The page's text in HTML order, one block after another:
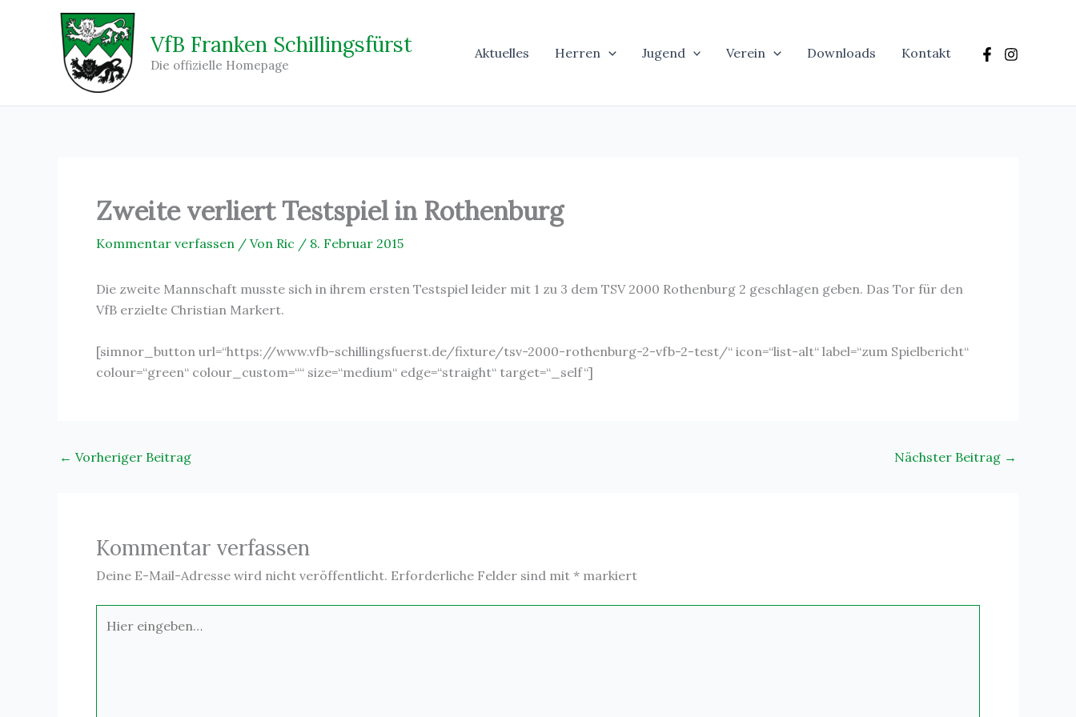
VfB Franken Schillingsfürst
Die offizielle Homepage
Aktuelles Herren Jugend Verein Downloads Kontakt
Zweite verliert Testspiel in Rothenburg
Kommentar verfassen / Von Ric / 8. Februar 2015
Die zweite Mannschaft musste sich in ihrem ersten Testspiel leider mit 1 zu 3 dem TSV 2000 Rothenburg 2 geschlagen geben. Das Tor für den
VfB erzielte Christian Markert.
[simnor_button url=“https://www.vfb-schillingsfuerst.de/fixture/tsv-2000-rothenburg-2-vfb-2-test/“ icon=“list-alt“ label=“zum Spielbericht“
colour=“green“ colour_custom=““ size=“medium“ edge=“straight“ target=“_self“]
← Vorheriger Beitrag Nächster Beitrag →
Kommentar verfassen
Deine E-Mail-Adresse wird nicht veröffentlicht. Erforderliche Felder sind mit * markiert
eingeben…